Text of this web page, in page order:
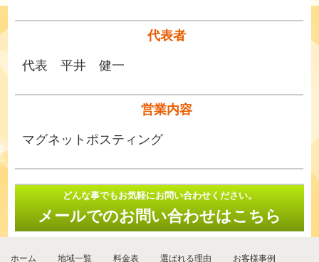
代表者
代表 平井 健一
営業内容
マグネットポスティング
どんな事でもお気軽にお問い合わせください。
メールでのお問い合わせはこちら
ホーム 地域一覧 料金表 選ばれる理由 お客様事例